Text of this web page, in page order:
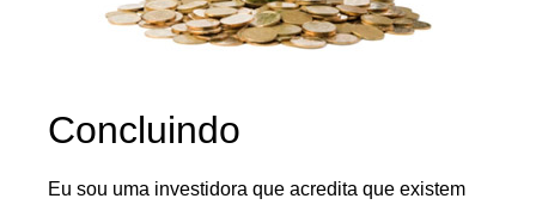
Concluindo
Eu sou uma investidora que acredita que existem